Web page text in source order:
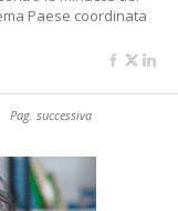
Paese coordinata
Pag. successiva